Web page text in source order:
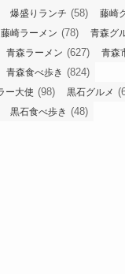
爆盛りランチ (58) 藤崎
藤崎ラーメン (78) 青森グ
青森ラーメン (627) 青森
青森食べ歩き (824)
ー大使 (98) 黒石グルメ
黒石食べ歩き (48)